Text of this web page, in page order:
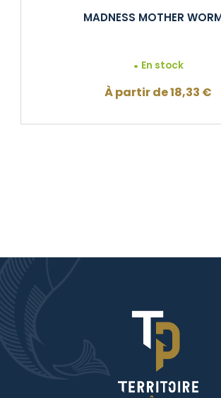
MADNESS MOTHER
En stock
À partir de18,33 €